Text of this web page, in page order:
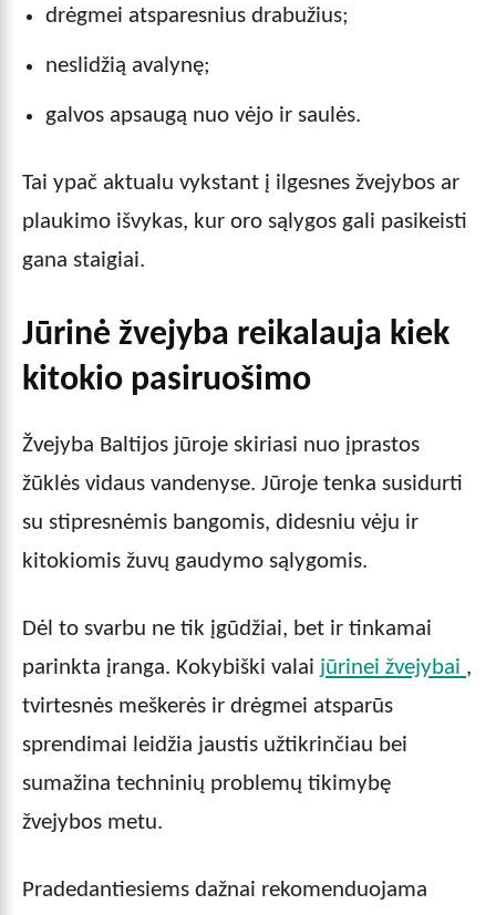
drėgmei atsparesnius drabužius;
neslidžią avalynę;
galvos apsaugą nuo vėjo ir saulės.
Tai ypač aktualu vykstant į ilgesnes žvejybos ar
plaukimo išvykas, kur oro sąlygos gali pasikeisti
gana staigiai.
Jūrinė žvejyba reikalauja kiek
kitokio pasiruošimo
Žvejyba Baltijos jūroje skiriasi nuo įprastos
žūklės vidaus vandenyse. Jūroje tenka susidurti
su stipresnėmis bangomis, didesniu vėju ir
kitokiomis žuvų gaudymo sąlygomis.
Dėl to svarbu ne tik įgūdžiai, bet ir tinkamai
parinkta įranga. Kokybiški valai jūrinei žvejybai ,
tvirtesnės meškerės ir drėgmei atsparūs
sprendimai leidžia jaustis užtikrinčiau bei
sumažina techninių problemų tikimybę
žvejybos metu.
Pradedantiesiems dažnai rekomenduojama